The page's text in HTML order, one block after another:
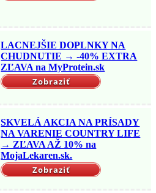
LACNEJŠIE DOPLNKY NA
CHUDNUTIE → -40% EXTRA
ZĽAVA na MyProtein.sk
Zobraziť
SKVELÁ AKCIA NA PRÍSADY
NA VARENIE COUNTRY LIFE
→ ZĽAVA AŽ 10% na
MojaLekaren.sk.
Zobraziť